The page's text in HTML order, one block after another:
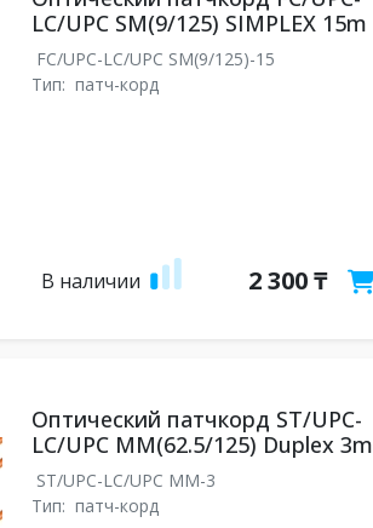
LC/UPC SM(9/125) SIMPLEX 15m
FC/UPC-LC/UPC SM(9/125)-15
Тип: патч-корд
В наличии 2 300 ₸
Оптический патчкорд ST/UPC-
LC/UPC MM(62.5/125) Duplex 3m
ST/UPC-LC/UPC MM-3
Тип: патч-корд